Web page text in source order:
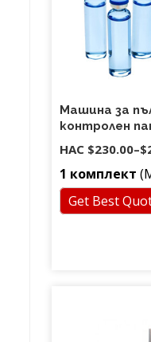
Машина за
контролен
Минерална
Напитка Сок
НАС $230.00–
1 комплект
Get Best